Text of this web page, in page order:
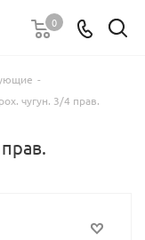
0
-
чугун. 3/4 прав.